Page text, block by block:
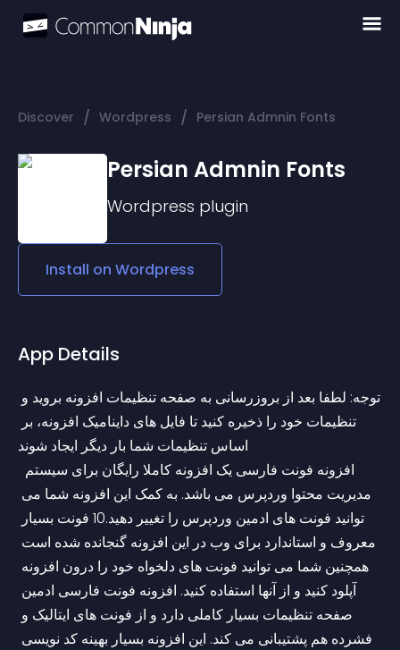
Discover / Wordpress / Persian Admnin Fonts
Persian Admnin Fonts
Wordpress plugin
Install on Wordpress
App Details
توجه: لطفا بعد از بروزرسانی به صفحه تنظیمات افزونه بروید و
تنظیمات خود را ذخیره کنید تا فایل های داینامیک افزونه، بر
اساس تنظیمات شما بار دیگر ایجاد شوند
مدیریت محتوا وردپرس می باشد. به کمک این افزونه شما می
توانید فونت های ادمین وردپرس را تغییر دهید.10 فونت بسیار
معروف و استاندارد برای وب در این افزونه گنجانده شده است
همچنین شما می توانید فونت های دلخواه خود را درون افزونه
آپلود کنید و از آنها استفاده کنید. افزونه فونت فارسی ادمین
صفحه تنظیمات بسیار کاملی دارد و از فونت های ایتالیک و
فشرده هم پشتیبانی می کند. این افزونه بسیار بهینه کد نویسی